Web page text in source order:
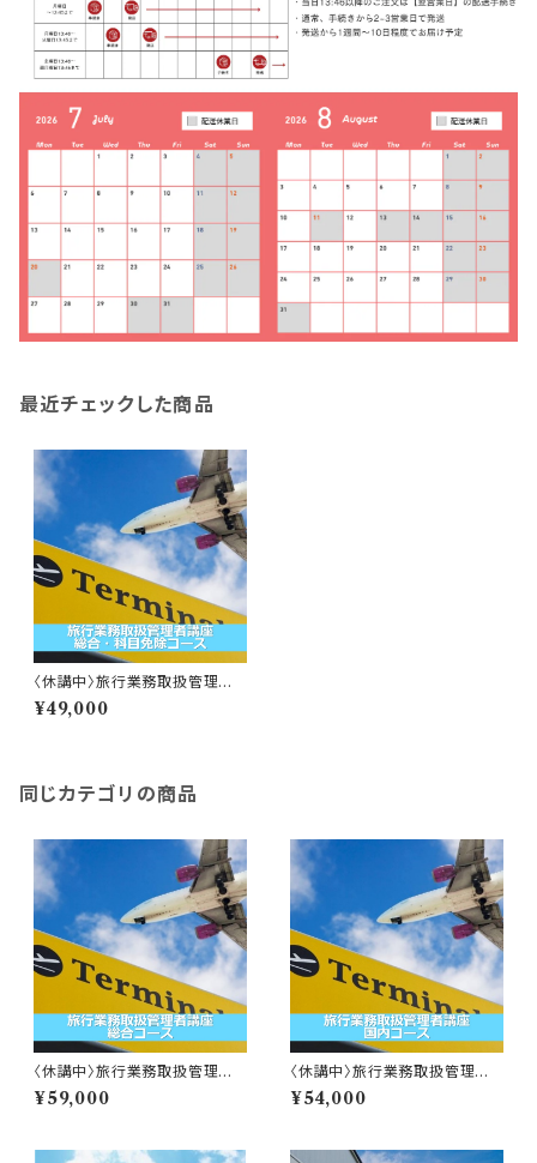
最近チェックした商品
〈休講中〉旅行業務取扱管理者
講座 総合・科目免除コース
¥49,000
同じカテゴリの商品
〈休講中〉旅行業務取扱管理者
講座 総合コース
¥59,000
〈休講中〉旅行業務取扱管理者
講座 国内コース
¥54,000